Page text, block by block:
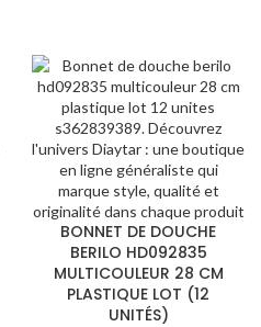
BONNET DE DOUCHE
BERILO HD092835
MULTICOULEUR 28 CM
PLASTIQUE LOT (12
UNITÉS)